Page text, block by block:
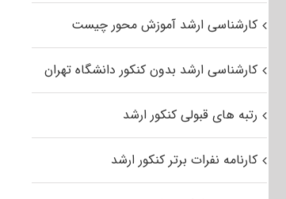
کارشناسی ارشد آموزش محور چیست
کارشناسی ارشد بدون کنکور دانشگاه تهران
رتبه های قبولی کنکور ارشد
کارنامه نفرات برتر کنکور ارشد